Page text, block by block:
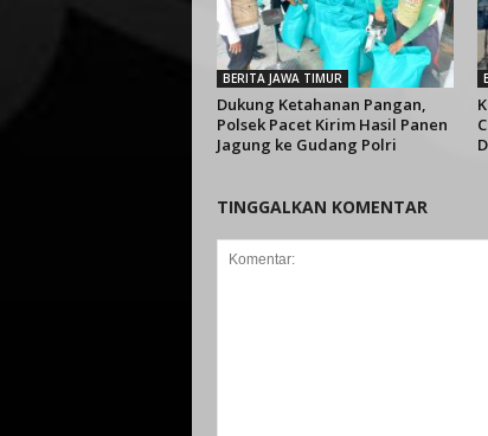
BERITA JAWA TIMUR
Dukung Ketahanan Pangan,
Polsek Pacet Kirim Hasil Panen
Jagung ke Gudang Polri
TINGGALKAN KOMENTAR